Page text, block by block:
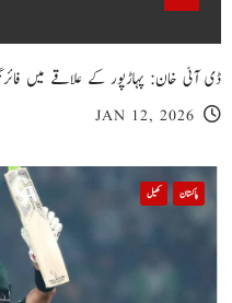
ڈی آئی خان: پہاڑپور کے علاقے میں
JAN 12, 2026
پاکستان کھیل